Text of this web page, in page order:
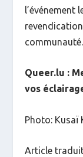
communauté.
Queer.lu :
vos
Photo: Kusaï
Article